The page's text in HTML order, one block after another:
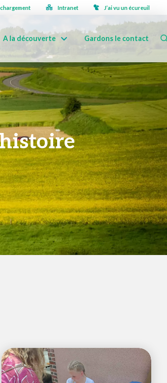
Intranet J’ai vu un écureuil
A la découverte Gardons le contact